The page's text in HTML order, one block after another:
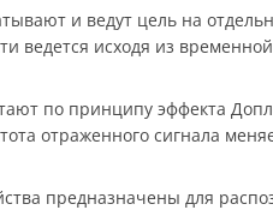
и ведут цель на
ведется исходя из
по принципу эффекта
отраженного сигнала
предназначены для